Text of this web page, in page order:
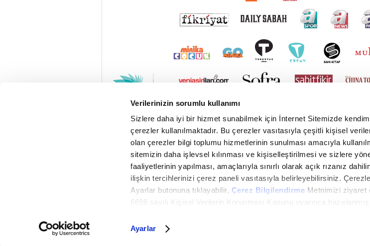
Verilerinizin sorumlu kullanımı
Sizlere daha iyi bir hizmet sunabilmek için İnternet Sitemizde
çerezler kullanılmaktadır. Bu çerezler vasıtasıyla çeşitli kişisel
olan çerezler bilgi toplumu hizmetlerinin sunulması amacıyla
sitemizin daha işlevsel kılınması ve kişiselleştirilmesi ve sizlere
faaliyetlerinin yapılması, amaçlarıyla sınırlı olarak açık rızanız
ilişkin tercihlerinizi çerez paneli vasıtasıyla belirleyebilirsiniz.
Ayarlar butonuna tıklayabilir, Çerez Bilgilendirme Metnimizi ziyaret
6698 sayılı Kişisel Verilerin Korunması Kanunu uyarınca
daha detaylı bilgi almak için lütfen
Ayarlar